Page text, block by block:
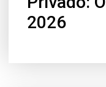
2026